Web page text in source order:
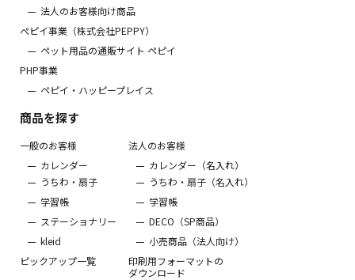
法人のお客様向け商品
ぺピイ事業（株式会社PEPPY）
ペット用品の通販サイト ペピイ
PHP事業
ペピイ・ハッピープレイス
商品を探す
一般のお客様
カレンダー
うちわ・扇子
学習帳
ステーショナリー
kleid
ピックアップ一覧
法人のお客様
カレンダー（名入れ）
うちわ・扇子（名入れ）
学習帳
DECO（SP商品）
小売商品（法人向け）
印刷用フォーマットの
ダウンロード